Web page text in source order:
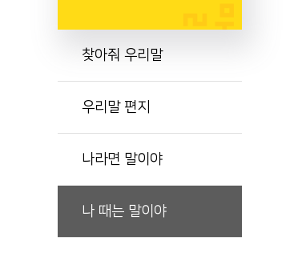
찾아줘 우리말
우리말 편지
나라면 말이야
나 때는 말이야